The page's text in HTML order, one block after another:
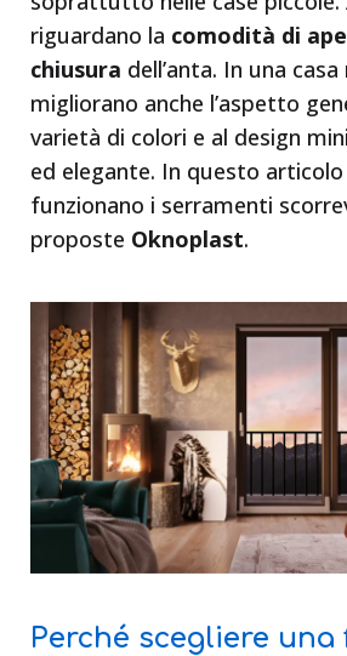
riguardano la comodità di
chiusura dell’anta. In una
migliorano anche l’aspetto
varietà di colori e al design
ed elegante. In questo
funzionano i serramenti
proposte Oknoplast.
Perché scegliere una